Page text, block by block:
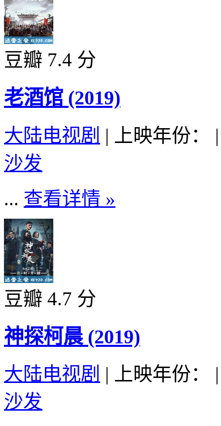
豆瓣 7.4 分
老酒馆 (2019)
大陆电视剧 | 上映年份：
|
沙发
... 查看详情 »
豆瓣 4.7 分
神探柯晨 (2019)
大陆电视剧 | 上映年份：
|
沙发